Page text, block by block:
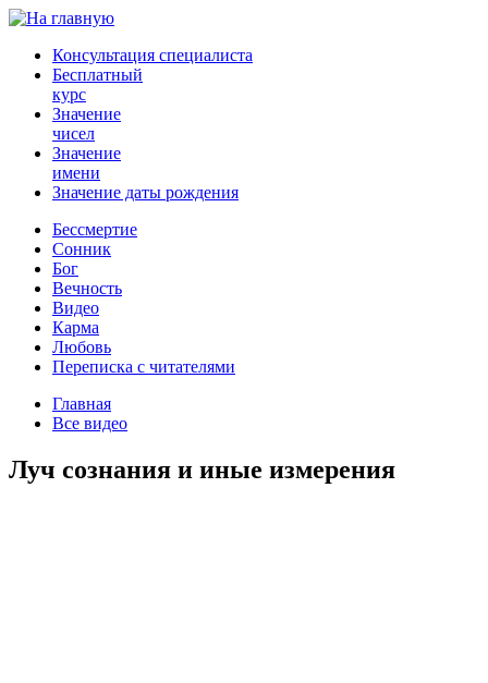
Консультация специалиста
Бесплатный
курс
Значение
чисел
Значение
имени
Значение даты рождения
Бессмертие
Сонник
Бог
Вечность
Видео
Карма
Любовь
Переписка с читателями
Главная
Все видео
Луч сознания и иные измерения